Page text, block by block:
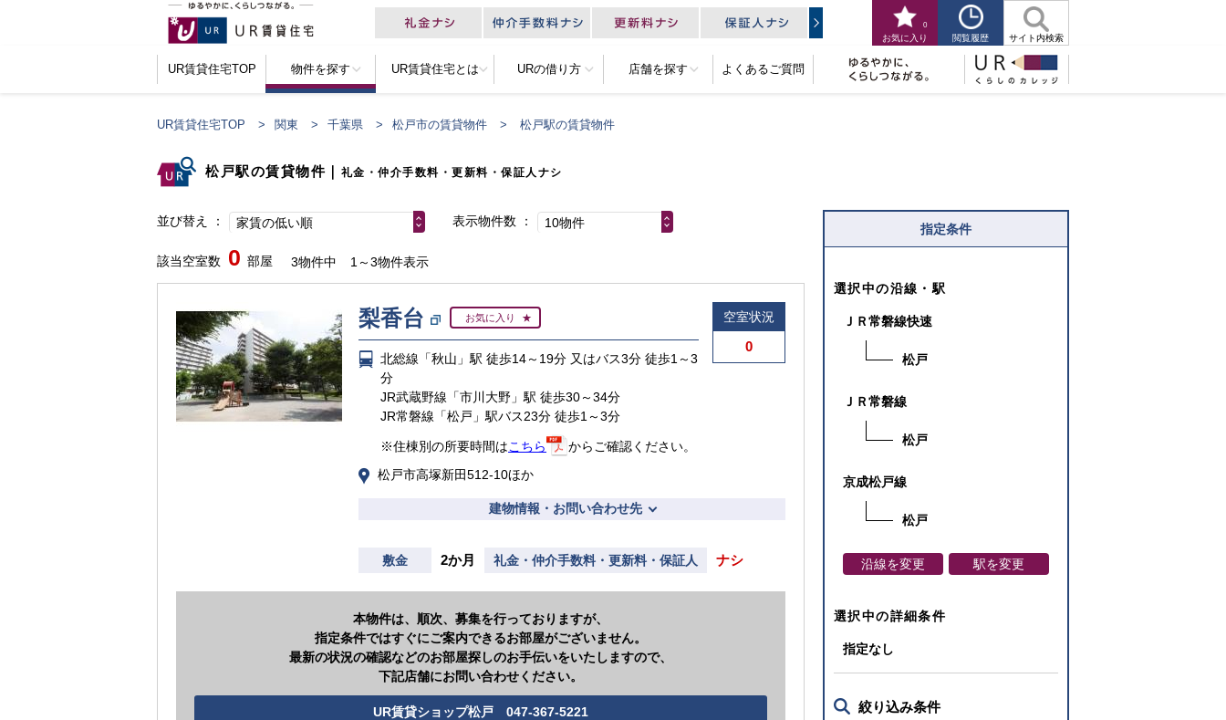
お気に入り
0
閲覧履歴 サイト内検索
UR賃貸住宅TOP 物件を探す UR賃貸住宅とは URの借り方 店舗を探す よくあるご質問
UR賃貸住宅TOP 関東 千葉県 松戸市の賃貸物件 松戸駅の賃貸物件
松戸駅の賃貸物件 ｜ 礼金・仲介手数料・更新料・保証人ナシ
並び替え 家賃の低い順 表示物件数 10物件
該当空室数 0 部屋 3物件中 1～3物件表示
梨香台 お気に入り
北総線「秋山」駅 徒歩14～19分 又はバス3分 徒歩1～3
分
JR武蔵野線「市川大野」駅 徒歩30～34分
JR常磐線「松戸」駅バス23分 徒歩1～3分
※住棟別の所要時間はこちら
からご確認ください。
松戸市高塚新田512-10ほか
空室状況
0
建物情報・お問い合わせ先
敷金 2か月 礼金・仲介手数料・更新料・保証人 ナシ
本物件は、順次、募集を行っておりますが、
指定条件ではすぐにご案内できるお部屋がございません。
最新の状況の確認などのお部屋探しのお手伝いをいたしますので、
下記店舗にお問い合わせください。
UR賃貸ショップ松戸 047-367-5221
指定条件
選択中の沿線・駅
ＪＲ常磐線快速
松戸
ＪＲ常磐線
松戸
京成松戸線
松戸
沿線を変更 駅を変更
選択中の詳細条件
指定なし
絞り込み条件